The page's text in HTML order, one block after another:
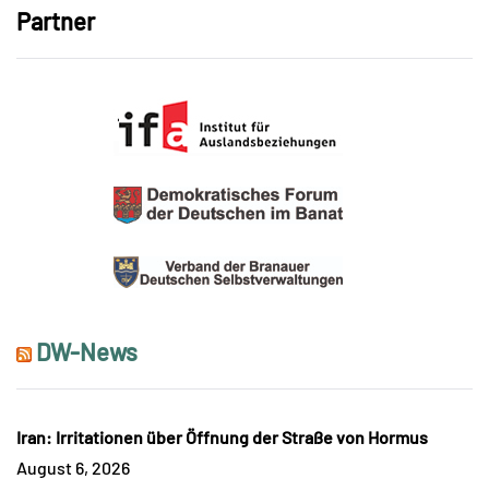
Partner
DW-News
Iran: Irritationen über Öffnung der Straße von Hormus
August 6, 2026